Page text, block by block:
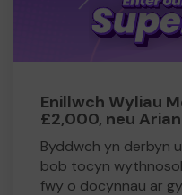
Enillwch Wyliau
£2,000, neu
Byddwch yn derbyn
bob tocyn
fwy o docynnau ar